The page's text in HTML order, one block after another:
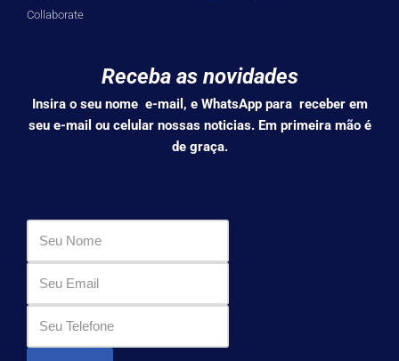
Collaborate
Receba as novidades
Insira o seu nome e-mail, e WhatsApp para receber em
seu e-mail ou celular nossas noticias. Em primeira mão é
de graça.